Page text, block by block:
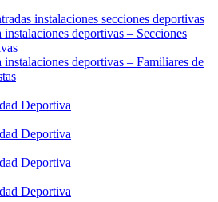
instalaciones secciones deportivas
instalaciones deportivas – Secciones
instalaciones deportivas – Familiares de
Deportiva
Deportiva
Deportiva
Deportiva